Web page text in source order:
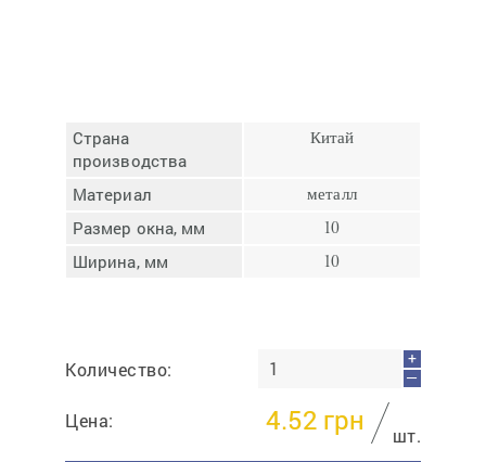
Страна
производства
Китай
Материал металл
Размер окна, мм 10
Ширина, мм 10
Количество:
+
—
Цена: 4.52 грн
шт.